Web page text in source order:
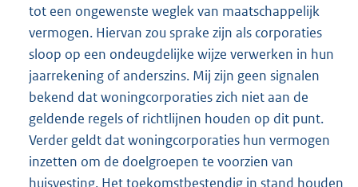
tot een ongewenste weglek van maatschappelijk
vermogen. Hiervan zou sprake zijn als corporaties
sloop op een ondeugdelijke wijze verwerken in hun
jaarrekening of anderszins. Mij zijn geen signalen
bekend dat woningcorporaties zich niet aan de
geldende regels of richtlijnen houden op dit punt.
Verder geldt dat woningcorporaties hun vermogen
inzetten om de doelgroepen te voorzien van
huisvesting. Het toekomstbestendig in stand houden